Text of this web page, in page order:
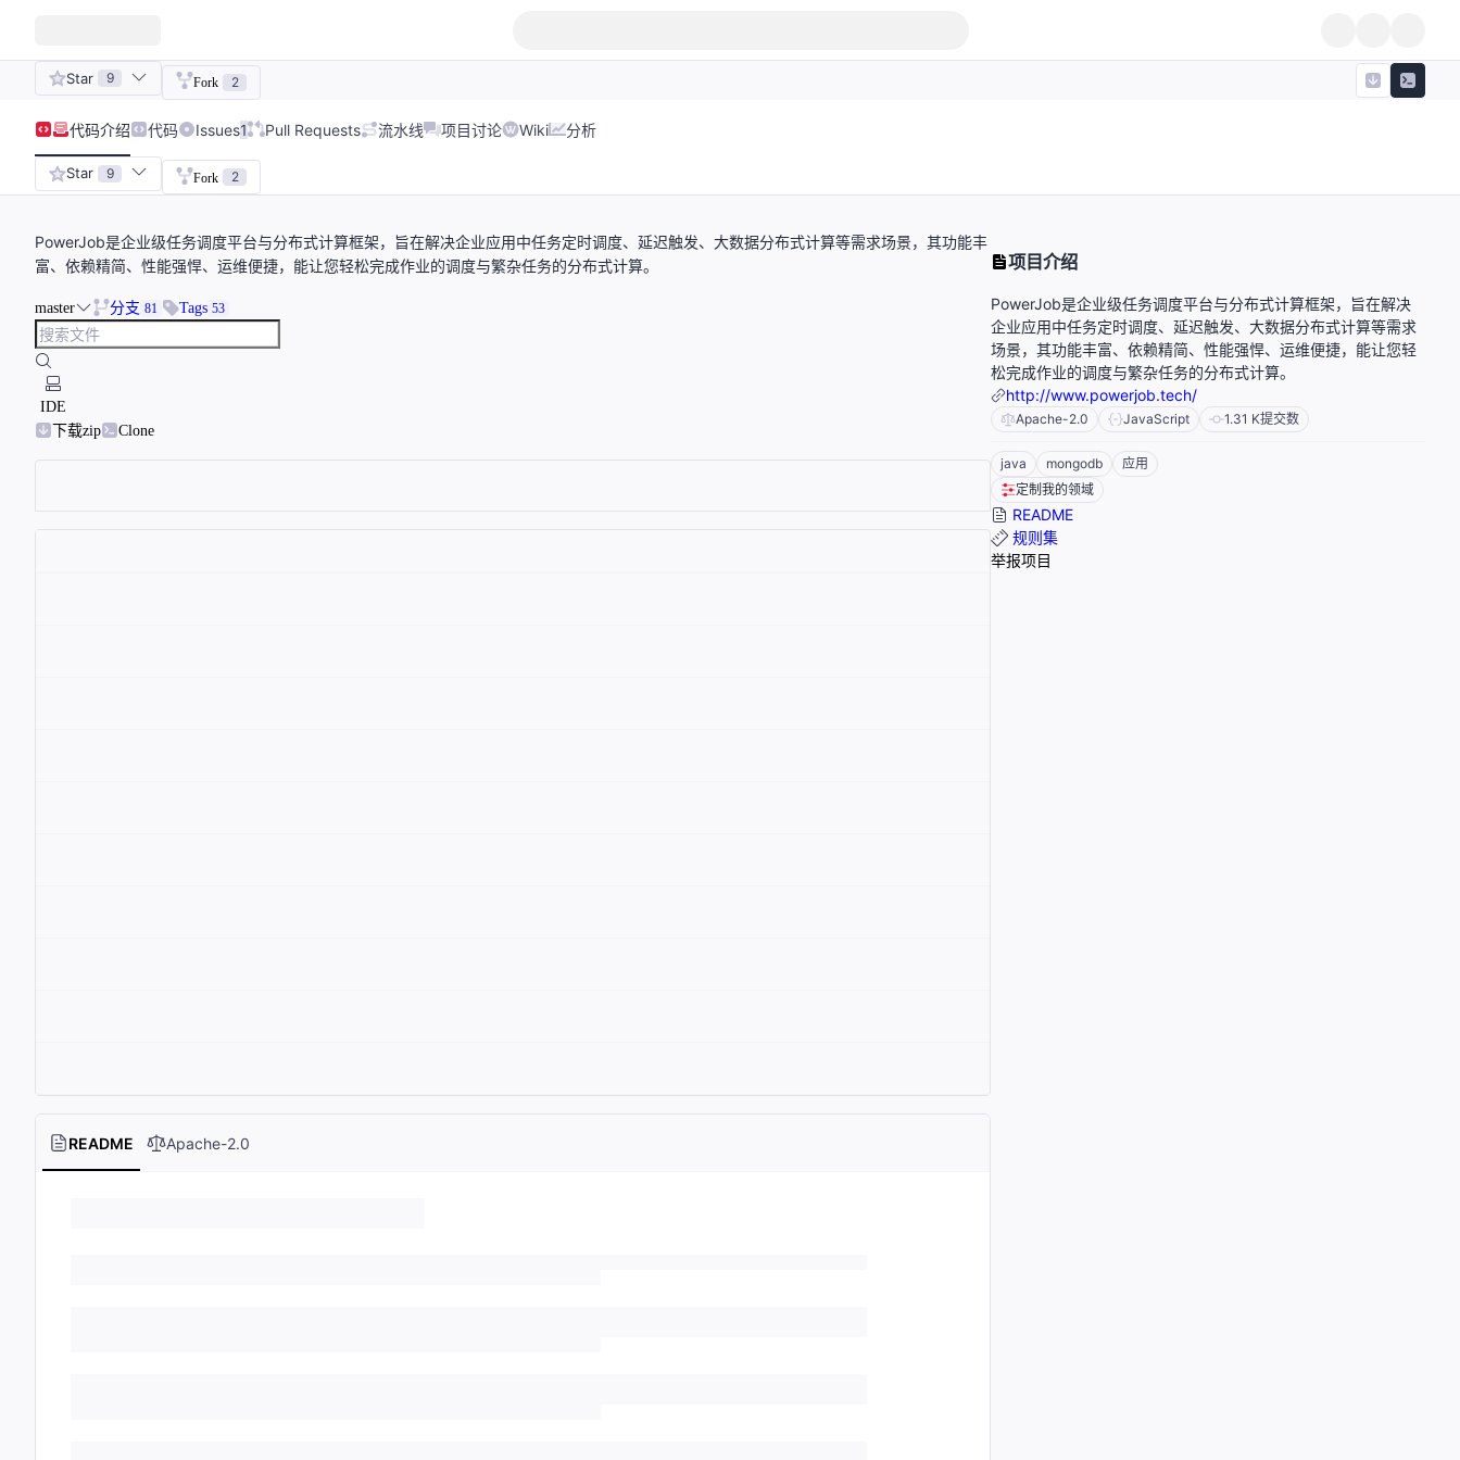
Star 9 Fork 2
代码介绍 代码 Issues1 Pull Requests 流水线 项目讨论 Wiki 分析
Star 9 Fork 2
PowerJob是企业级任务调度平台与分布式计算框架，旨在解决企业应用中任务定时调度、延迟触发、大数据分布式计算等需求场景，其功能丰
富、依赖精简、性能强悍、运维便捷，能让您轻松完成作业的调度与繁杂任务的分布式计算。
master 分支 81 Tags 53
IDE
下载zip
Clone
README Apache-2.0
项目介绍
PowerJob是企业级任务调度平台与分布式计算框架，旨在解决
企业应用中任务定时调度、延迟触发、大数据分布式计算等需求
场景，其功能丰富、依赖精简、性能强悍、运维便捷，能让您轻
松完成作业的调度与繁杂任务的分布式计算。
http://www.powerjob.tech/
Apache-2.0 JavaScript 1.31 K提交数
java mongodb
应用
定制我的领域
README
规则集
举报项目